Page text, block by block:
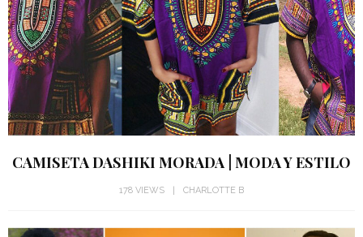
CAMISETA DASHIKI MORADA | MODA Y ESTILO
178 VIEWS CHARLOTTE B